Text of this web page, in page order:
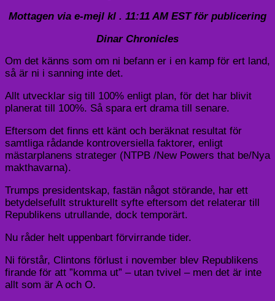
Mottagen via e-mejl kl . 11:11 AM EST för publicering
Dinar Chronicles
Om det känns som om ni befann er i en kamp för ert land,
så är ni i sanning inte det.
Allt utvecklar sig till 100% enligt plan, för det har blivit
planerat till 100%. Så spara ert drama till senare.
Eftersom det finns ett känt och beräknat resultat för
samtliga rådande kontroversiella faktorer, enligt
mästarplanens strateger (NTPB /New Powers that be/Nya
makthavarna).
Trumps presidentskap, fastän något störande, har ett
betydelsefullt strukturellt syfte eftersom det relaterar till
Republikens utrullande, dock temporärt.
Nu råder helt uppenbart förvirrande tider.
Ni förstår, Clintons förlust i november blev Republikens
firande för att ”komma ut” – utan tvivel – men det är inte
allt som är A och O.